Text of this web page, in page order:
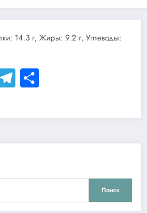
14.3 г, Жиры: 9.2 г, Углеводы:
Telegram
Поиск